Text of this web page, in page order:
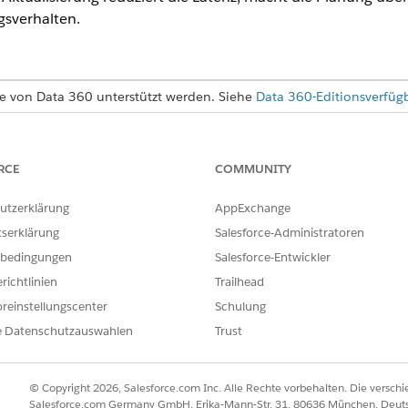
von Data 360 unterstützt werden. Siehe Data 360-
gewährleistet und sicherstellt, dass Metadaten und
wenn Sie die Datenverfügbarkeit nahezu in
reduziert ist.
Aktualisierung wird für Datendiagramme mit N:1-Beziehungen
oder Filterbedingungen nicht unterstützt. Nachdem ein
nicht mehr zwischen Streaming und geplant ändern. Wenn
Sie ein neues Datendiagramm mit der erforderlichen
Datenschutzauswahlen
COMMUNITY
AppExchange
Salesforce-Administratoren
Salesforce-Entwickler
Trailhead
Schulung
Trust
© Copyright 2026, Salesforce.com Inc. Alle Rechte vorbehalten. Die
Salesforce.com Germany GmbH, Erika-Mann-Str. 31, 80636 München,